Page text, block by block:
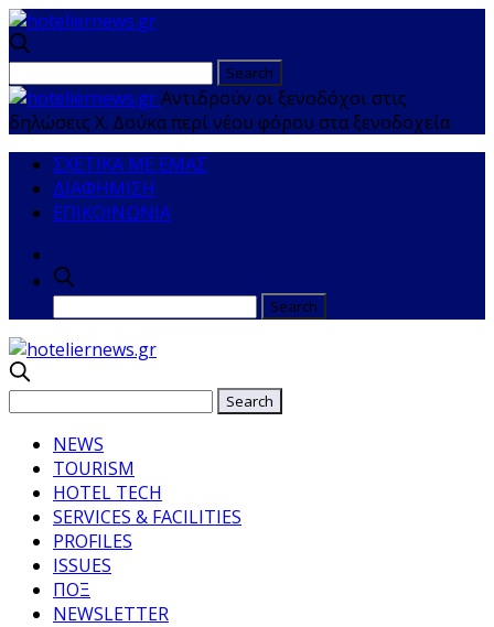
Αντιδρούν οι ξενοδόχοι στις
δηλώσεις Χ. Δούκα περί νέου φόρου στα ξενοδοχεία
ΣΧΕΤΙΚΑ ΜΕ ΕΜΑΣ
ΔΙΑΦΗΜΙΣΗ
ΕΠΙΚΟΙΝΩΝΙΑ
NEWS
TOURISM
HOTEL TECH
SERVICES & FACILITIES
PROFILES
ISSUES
ΠΟΞ
NEWSLETTER